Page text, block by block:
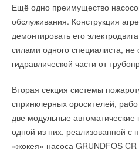
Ещё одно преимущество
обслуживания. Конструкция
демонтировать его
силами одного специалиста, не
гидравлической части от
Вторая секция системы
спринклерных оросителей,
две модульные
одной из них, реализованной с
«жокея» насоса GRUNDFOS